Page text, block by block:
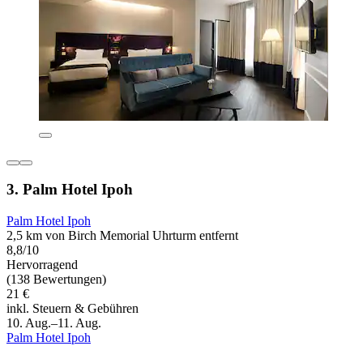
3. Palm Hotel Ipoh
Palm Hotel Ipoh
2,5 km von Birch Memorial Uhrturm entfernt
8,8/10
Hervorragend
(138 Bewertungen)
21 €
inkl. Steuern & Gebühren
10. Aug.–11. Aug.
Palm Hotel Ipoh